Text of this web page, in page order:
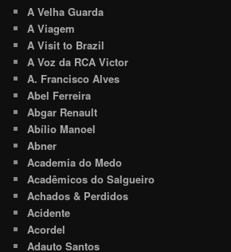
A Velha Guarda
A Viagem
A Visit to Brazil
A Voz da RCA Victor
A. Francisco Alves
Abel Ferreira
Abgar Renault
Abílio Manoel
Abner
Academia do Medo
Acadêmicos do Salgueiro
Achados & Perdidos
Acidente
Acordel
Adauto Santos